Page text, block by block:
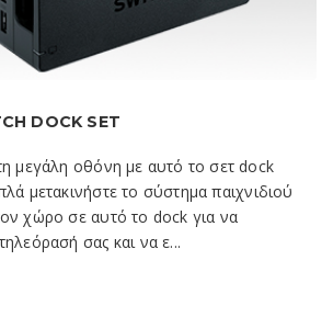
DOCK SET
μεγάλη οθόνη με αυτό το σετ dock
μετακινήστε το σύστημα παιχνιδιού
χώρο σε αυτό το dock για να
σας και να ε...